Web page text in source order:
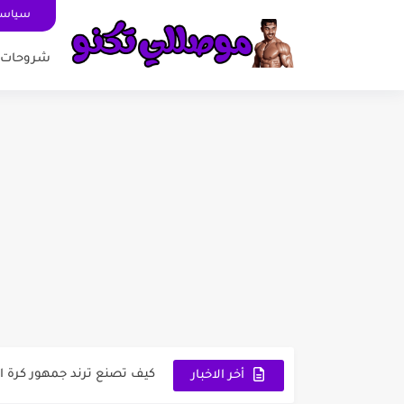
شروحات
أخر الاخبار كيف تصنع ترند جمهور كرة